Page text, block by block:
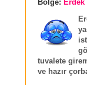
Bölge: Erdek
tuvalete
ve hazır